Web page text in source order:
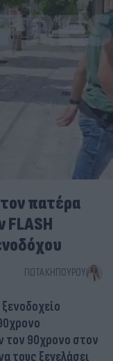
πατέρα
FLASH
ΓΙΏΤΑ ΚΗΠΟΥΡΟΎ
τον 90χρονο στον
τους ξεγελάσει